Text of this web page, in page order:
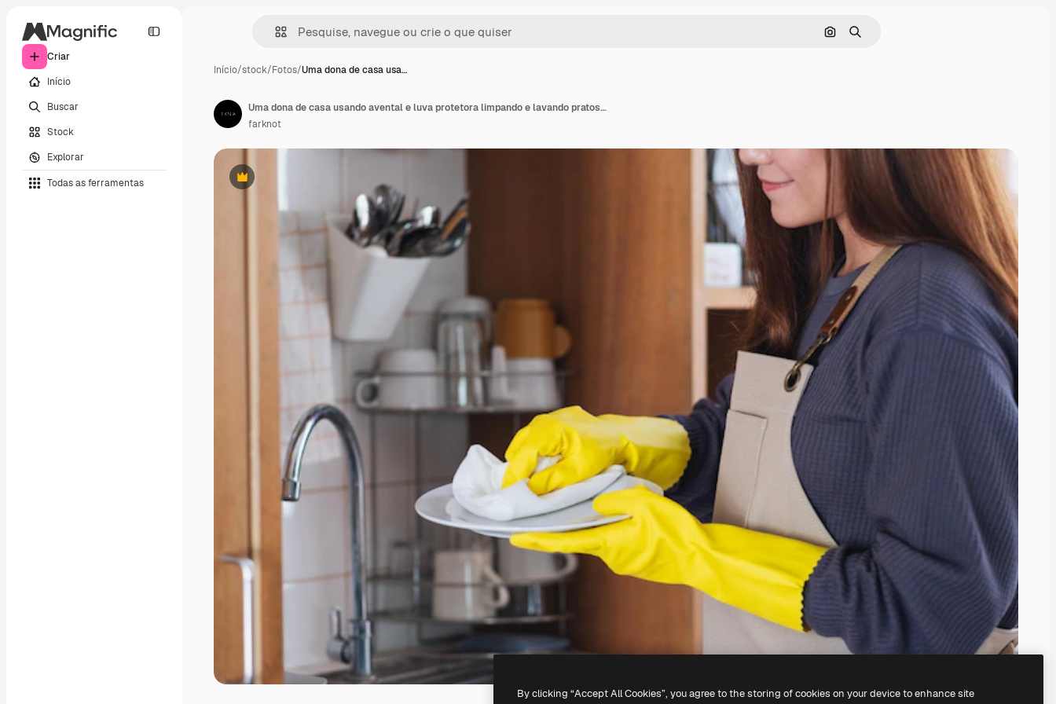
Criar
Início
Buscar
Stock
Explorar
Todas as ferramentas
Pesquisar por imagem
Buscar
Início/stock/Fotos/Uma dona de casa usa…
Premium
Uma dona de casa usando avental e luva protetora limpando e lavando pratos na cozinha em casa
farknot
By clicking “Accept All Cookies”, you agree to the storing of cookies on your device to enhance site